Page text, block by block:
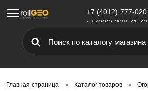
Меню
+7 (4012) 777-020
+7 (906) 238 71 72
Главная страница • Каталог товаров •